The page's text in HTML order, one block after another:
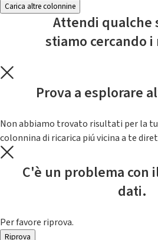
Carica altre colonnine
Attendi qualche
stiamo cercando
Prova a esplorare
Non abbiamo trovato risultati per la
colonnina di ricarica piú vicina a te
C'è un problema con
dati.
Per favore riprova.
Riprova